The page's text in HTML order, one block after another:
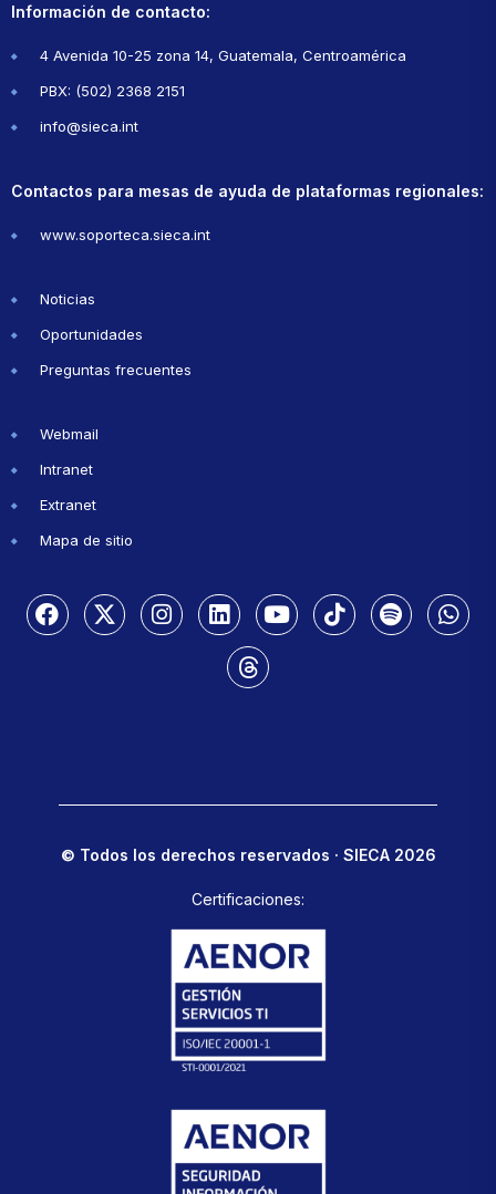
Información de contacto:
4 Avenida 10-25 zona 14, Guatemala, Centroamérica
PBX: (502) 2368 2151
info@sieca.int
Contactos para mesas de ayuda de plataformas regionales:
www.soporteca.sieca.int
Noticias
Oportunidades
Preguntas frecuentes
Webmail
Intranet
Extranet
Mapa de sitio
© Todos los derechos reservados · SIECA 2026
Certificaciones: